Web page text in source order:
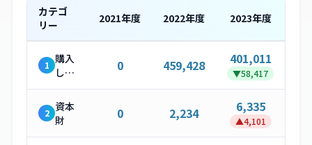
カテゴ
リー
2021年度 2022年度 2023年度
1 購入
した
製
品・
サー
ビス
0 459,428 401,011
▼58,417
2 資本
財
0 2,234 6,335
▲4,101